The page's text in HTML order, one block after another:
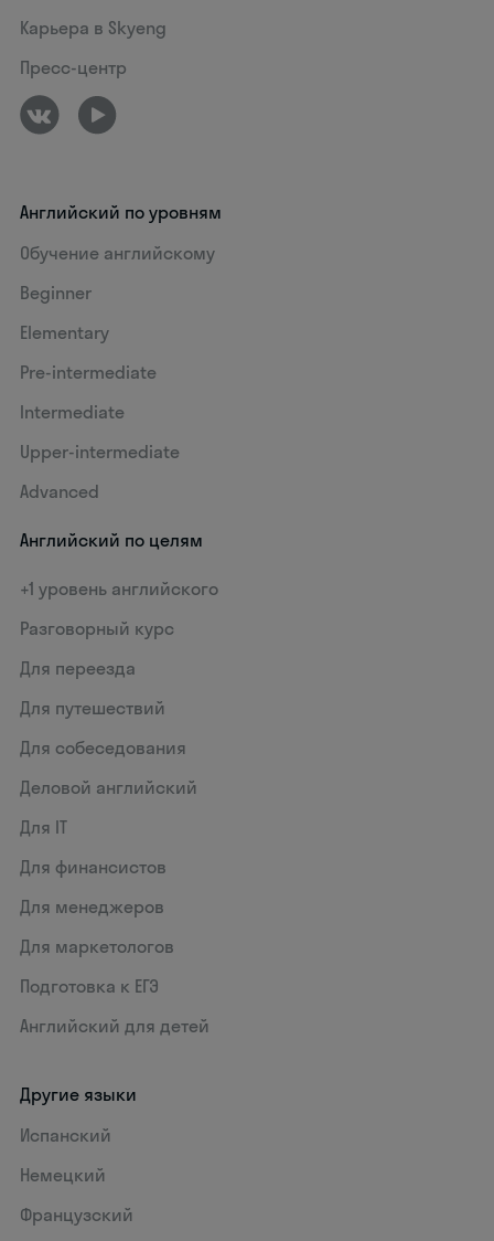
Карьера в Skyeng
Пресс-центр
Английский по уровням
Обучение английскому
Beginner
Elementary
Pre-intermediate
Intermediate
Upper-intermediate
Advanced
Английский по целям
+1 уровень английского
Разговорный курс
Для переезда
Для путешествий
Для собеседования
Деловой английский
Для IT
Для финансистов
Для менеджеров
Для маркетологов
Подготовка к ЕГЭ
Английский для детей
Другие языки
Испанский
Немецкий
Французский